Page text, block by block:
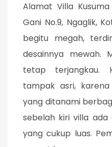
Alamat Villa
Gani No.9, Ngaglik,
begitu megah,
desainnya mewah.
tetap terjangkau.
tampak asri,
yang ditanami
sebelah kiri villa
yang cukup luas.